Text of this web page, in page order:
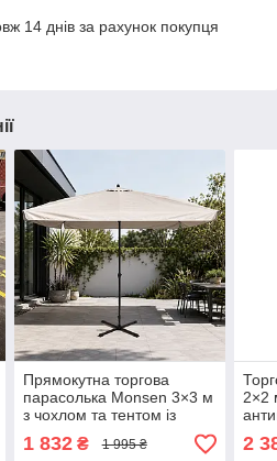
14 днів за рахунок покупця
Прямокутна торгова
парасолька Monsen 3×3 м
з чохлом та тентом із
срібним напиленням, УФ-
захист
1 832₴ 1 995 ₴
2×2
2